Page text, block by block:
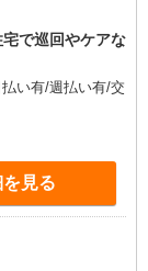
で巡回やケアな
い有/週払い有/交
見る